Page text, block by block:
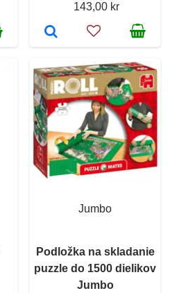
143,00 kr
Jumbo
Podložka na skladanie
puzzle do 1500 dielikov
Jumbo